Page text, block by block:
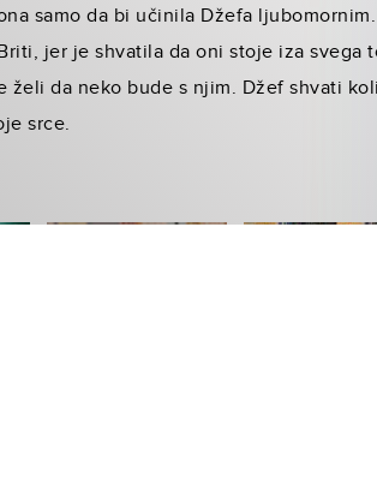
samo da bi učinila Džefa
jer je shvatila da oni stoje iza svega
želi da neko bude s njim. Džef shvati
srce.